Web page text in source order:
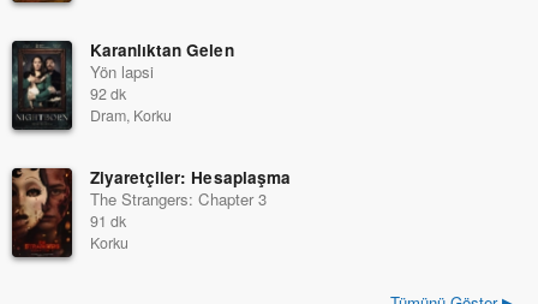
Karanlıktan Gelen
Yön lapsi
92 dk
Dram, Korku
Ziyaretçiler: Hesaplaşma
The Strangers: Chapter 3
91 dk
Korku